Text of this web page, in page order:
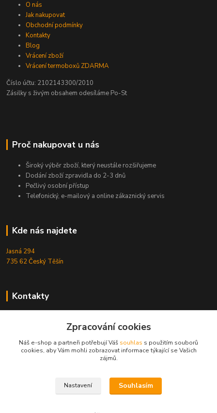
O nás
Jak nakupovat
Obchodní podmínky
Kontakty
Blog
Vrácení zboží
Vrácení termoboxů ZDARMA
Číslo účtu: 2102143300/2010
Zásilky s živým obsahem odesíláme Po-St
Proč nakupovat u nás
Široký výběr zboží, který neustále rozšiřujeme
Dodání zboží zpravidla do 2-3 dnů
Pečlivý osobní přístup
Telefonický, e-mailový a online zákaznický servis
Kde nás najdete
Jasná 294
735 62 Český Těšín
Kontakty
+420724095453
info@reefhome.cz
Zpracování cookies
Náš e-shop a partneři potřebují Váš souhlas s použitím souborů
cookies, aby Vám mohli zobrazovat informace týkající se Vašich
zájmů.
Nastavení Souhlasím